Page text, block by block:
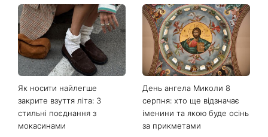
Останні новини